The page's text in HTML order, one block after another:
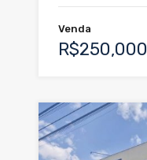
Venda
R$250,000